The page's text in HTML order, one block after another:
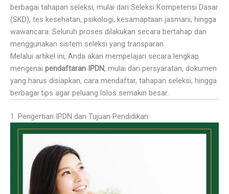
berbagai tahapan seleksi, mulai dari Seleksi Kompetensi Dasar
(SKD), tes kesehatan, psikologi, kesamaptaan jasmani, hingga
wawancara. Seluruh proses dilakukan secara bertahap dan
menggunakan sistem seleksi yang transparan.
Melalui artikel ini, Anda akan mempelajari secara lengkap
mengenai pendaftaran IPDN, mulai dari persyaratan, dokumen
yang harus disiapkan, cara mendaftar, tahapan seleksi, hingga
berbagai tips agar peluang lolos semakin besar.
1. Pengertian IPDN dan Tujuan Pendidikan